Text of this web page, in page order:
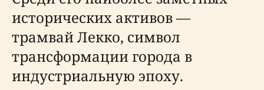
исторических активов —
трамвай Лекко, символ
трансформации города в
индустриальную эпоху.